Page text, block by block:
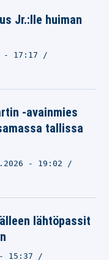
Jr.:lle huiman
- 17:17
-avainmies
tallissa
- 19:02
lähtöpassit
15:37